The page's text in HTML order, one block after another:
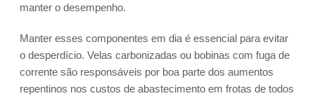
manter o desempenho.
Manter esses componentes em dia é essencial para evitar
o desperdício. Velas carbonizadas ou bobinas com fuga de
corrente são responsáveis por boa parte dos aumentos
repentinos nos custos de abastecimento em frotas de todos